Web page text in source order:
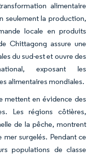
alimentaire
seulement la production,
locale en produits
Chittagong assure une
du sud-est et ouvre des
exposant les
alimentaires mondiales.
mettent en évidence des
Les régions côtières,
de la pêche, montrent
surgelés. Pendant ce
populations de classe